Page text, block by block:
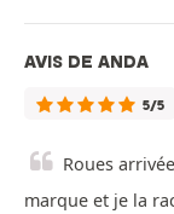
AVIS DE ANDA
5/5
Roues
marque et je la